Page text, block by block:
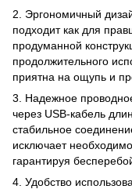
2. Эргономичный
подходит как для
продуманной
продолжительного
приятна на ощупь и
3. Надежное
через USB-кабель
стабильное
исключает
гарантируя
4. Удобство